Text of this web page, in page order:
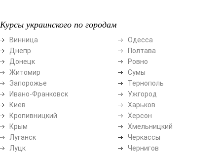
Курсы украинского по городам
Винница
Днепр
Донецк
Житомир
Запорожье
Ивано-Франковск
Киев
Кропивницкий
Крым
Луганск
Луцк
Одесса
Полтава
Ровно
Сумы
Тернополь
Ужгород
Харьков
Херсон
Хмельницкий
Черкассы
Чернигов